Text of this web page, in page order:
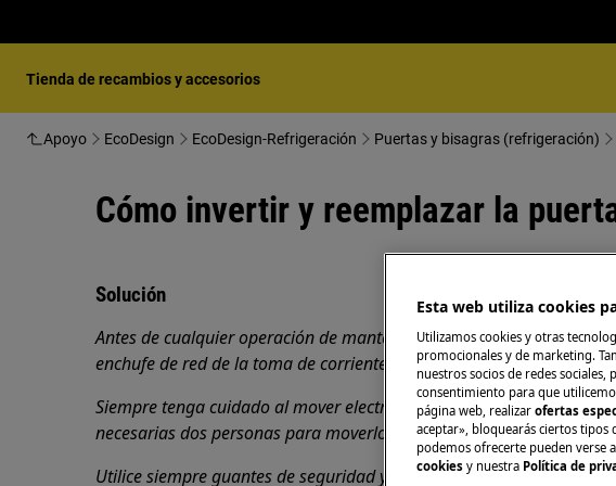
Tienda de recambios y accesorios
Apoyo EcoDesign EcoDesign-Refrigeración Puertas y bisagras (refrigeración)
Cómo invertir y reemplazar la
Solución
Antes de cualquier operación de mantenimiento, apague el aparato
enchufe de red de la toma de corriente.
Siempre tenga cuidado al mover electrodomésticos, para
necesarias dos personas para moverlos.
Utilice siempre guantes de seguridad y calzado cerrado.
Esta web utiliza cookies
Utilizamos cookies y otras
promocionales y de marketing.
nuestros socios de redes sociales,
consentimiento para que
página web, realizar ofertas
aceptar», bloquearás ciertos tipos
podemos ofrecerte pueden verse
cookies y nuestra Política de